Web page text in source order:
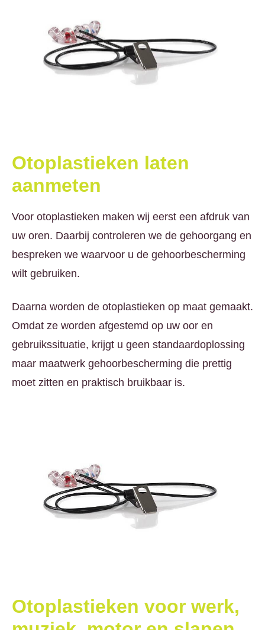
Otoplastieken laten
aanmeten
Voor otoplastieken maken wij eerst een afdruk van
uw oren. Daarbij controleren we de gehoorgang en
bespreken we waarvoor u de gehoorbescherming
wilt gebruiken.
Daarna worden de otoplastieken op maat gemaakt.
Omdat ze worden afgestemd op uw oor en
gebruikssituatie, krijgt u geen standaardoplossing
maar maatwerk gehoorbescherming die prettig
moet zitten en praktisch bruikbaar is.
Otoplastieken voor werk,